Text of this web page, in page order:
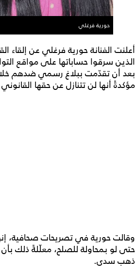
حورية فرغلي
أعلنت الفنانة حورية فرغلي عن
الذين سرقوا حساباتها على مواقع
بعد أن تقدّمت ببلاغ رسمي ضدهم
مؤكدةً أنها لن تتنازل عن حقها
وقالت حورية في تصريحات صحافية،
ذهب سدى.